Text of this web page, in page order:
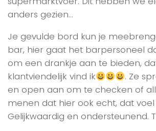
anders gezien…
Je gevulde bord kun je
bar, hier gaat het barpersoneel
om een drankje aan te bieden,
klantviendelijk vind ik
. Ze
en open aan om te checken of
menen dat hier ook echt, dat voel
Gelijkwaardig en ondersteunend.